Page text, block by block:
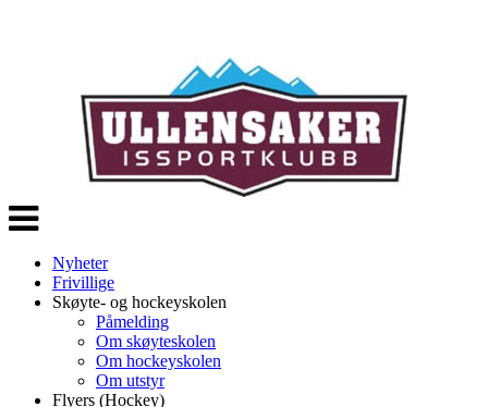
Veksle
navigasjon
Nyheter
Frivillige
Skøyte- og hockeyskolen
Påmelding
Om skøyteskolen
Om hockeyskolen
Om utstyr
Flyers (Hockey)